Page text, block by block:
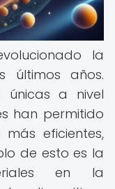
la
últimos años.
únicas a nivel
han permitido
eficientes,
de esto es la
en la